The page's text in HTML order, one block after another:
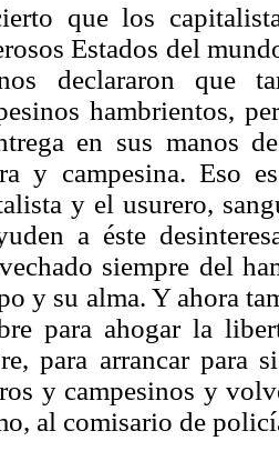
que los
Estados del
declararon que
hambrientos,
en sus manos
y campesina. Eso
y el usurero,
a éste
siempre del
y su alma. Y ahora
para ahogar la
para arrancar para
y campesinos y
al comisario de